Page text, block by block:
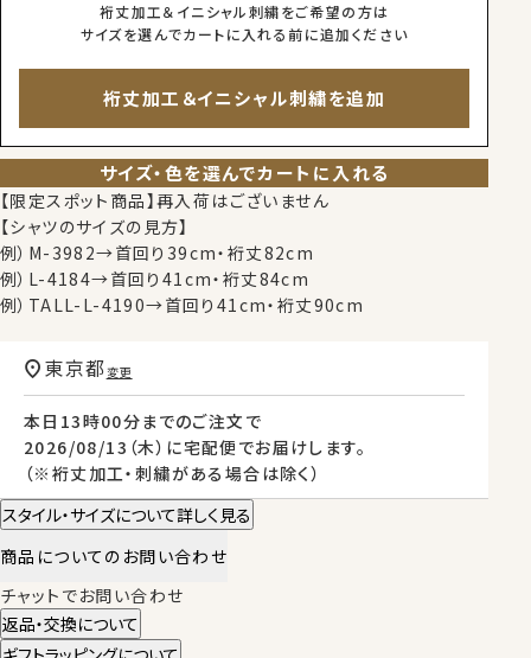
裄丈加工＆イニシャル刺繍をご希望の方は
サイズを選んでカートに入れる前に追加ください
裄丈加工＆イニシャル刺繍を追加
サイズ・色を選んでカートに入れる
【限定スポット商品】再入荷はございません
【シャツのサイズの見方】
例）M-3982→首回り39cm・裄丈82cm
例）L-4184→首回り41cm・裄丈84cm
例）TALL-L-4190→首回り41cm・裄丈90cm
本日 13時00分までのご注文で
2026/08/13（木） に宅配便 でお届けします。
（※裄丈加工・刺繍がある場合は除く）
東京都変更
スタイル・サイズについて詳しく見る
商品についてのお問い合わせ
チャットでお問い合わせ
返品・交換について